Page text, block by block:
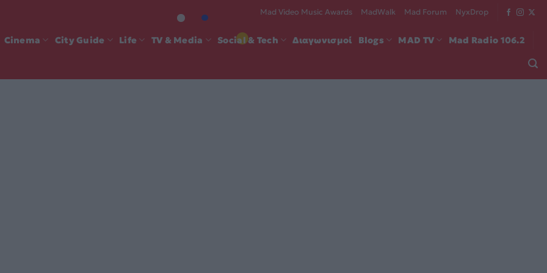
Mad Video Music Awards MadWalk Mad Forum NyxDrop
Cinema City Guide Life TV & Media Social & Tech Διαγωνισμοί Blogs MAD TV Mad Radio 106.2